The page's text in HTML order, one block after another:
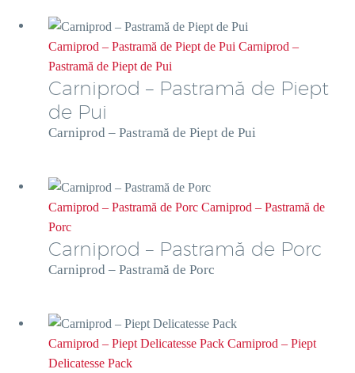
Carniprod – Pastramă de Piept de Pui Carniprod –
Pastramă de Piept de Pui
Carniprod – Pastramă de Piept
de Pui
Carniprod – Pastramă de Piept de Pui
Carniprod – Pastramă de Porc Carniprod – Pastramă de
Porc
Carniprod – Pastramă de Porc
Carniprod – Pastramă de Porc
Carniprod – Piept Delicatesse Pack Carniprod – Piept
Delicatesse Pack